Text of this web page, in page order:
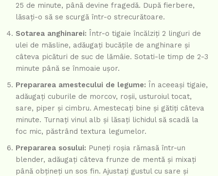
25 de minute, până devine fragedă. După fierbere,
lăsați-o să se scurgă într-o strecurătoare.
Sotarea anghinarei: Într-o tigaie încălziți 2 linguri de
ulei de măsline, adăugați bucățile de anghinare și
câteva picături de suc de lămâie. Sotati-le timp de 2-3
minute până se înmoaie ușor.
Prepararea amestecului de legume: În aceeași tigaie,
adăugați cuburile de morcov, roșii, usturoiul tocat,
sare, piper și cimbru. Amestecați bine și gătiți câteva
minute. Turnați vinul alb și lăsați lichidul să scadă la
foc mic, păstrând textura legumelor.
Prepararea sosului: Puneți roșia rămasă într-un
blender, adăugați câteva frunze de mentă și mixați
până obțineți un sos fin. Ajustați gustul cu sare și